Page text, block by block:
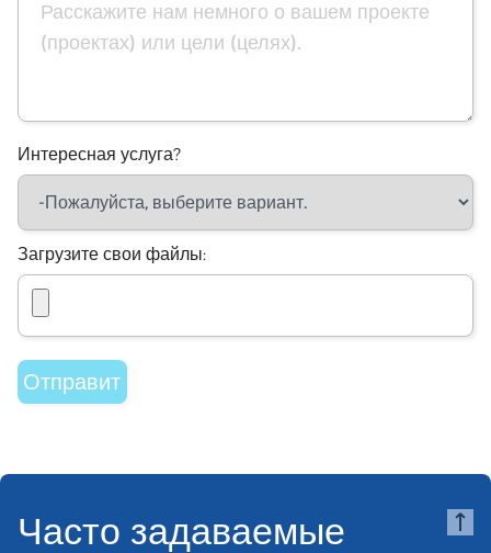
Интересная услуга?
Загрузите свои файлы:
Часто задаваемые